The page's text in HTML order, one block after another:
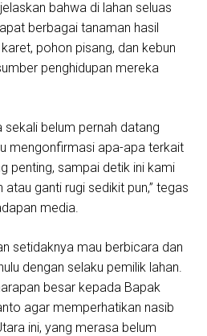
bahwa di lahan seluas
berbagai tanaman hasil
pohon pisang, dan kebun
penghidupan mereka
sekali belum pernah datang
mengonfirmasi apa-apa terkait
penting, sampai detik ini kami
ganti rugi sedikit pun,” tegas
media.
setidaknya mau berbicara dan
dengan selaku pemilik lahan.
besar kepada Bapak
agar memperhatikan nasib
ini, yang merasa belum